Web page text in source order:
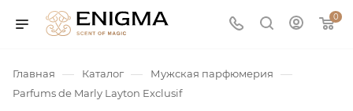
0
Главная — Каталог — Мужская парфюмерия —
Parfums de Marly Layton Exclusif